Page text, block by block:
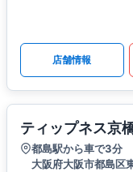
店舗情報
ティップネス京
都島駅から車で3分
大阪府大阪市都島